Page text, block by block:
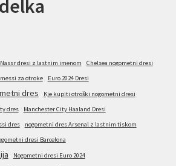
dresi z lastnim imenom Chelsea nogometni dresi
za otroke Euro 2024 Dresi
dres
Kje kupiti otroški nogometni dresi
dres
Manchester City Haaland Dresi
dres nogometni dres Arsenal z lastnim tiskom
dresi Barcelona
Nogometni dresi Euro 2024